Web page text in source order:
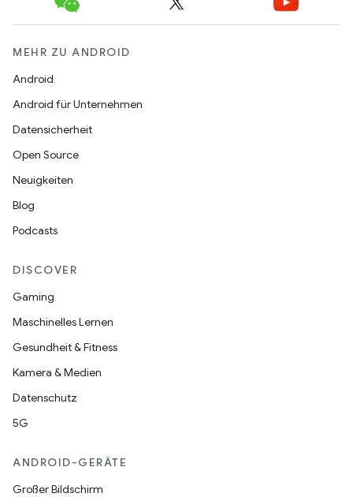
MEHR ZU ANDROID
Android
Android für Unternehmen
Datensicherheit
Open Source
Neuigkeiten
Blog
Podcasts
DISCOVER
Gaming
Maschinelles Lernen
Gesundheit & Fitness
Kamera & Medien
Datenschutz
5G
ANDROID-GERÄTE
Großer Bildschirm